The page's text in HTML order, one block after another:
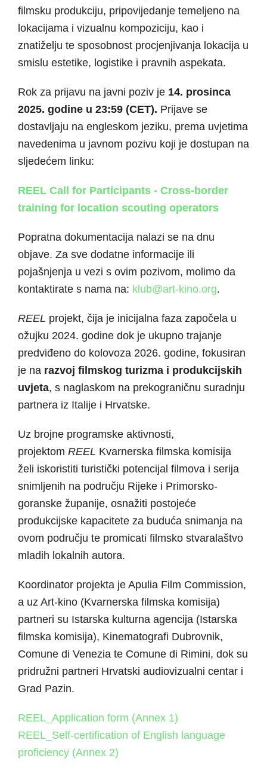
filmsku produkciju, pripovijedanje temeljeno na
lokacijama i vizualnu kompoziciju, kao i
znatiželju te sposobnost procjenjivanja lokacija u
smislu estetike, logistike i pravnih aspekata.
Rok za prijavu na javni poziv je 14. prosinca
2025. godine u 23:59 (CET). Prijave se
dostavljaju na engleskom jeziku, prema uvjetima
navedenima u javnom pozivu koji je dostupan na
sljedećem linku:
REEL Call for Participants - Cross-border
training for location scouting operators
Popratna dokumentacija nalazi se na dnu
objave. Za sve dodatne informacije ili
pojašnjenja u vezi s ovim pozivom, molimo da
kontaktirate s nama na: klub@art-kino.org.
REEL projekt, čija je inicijalna faza započela u
ožujku 2024. godine dok je ukupno trajanje
predviđeno do kolovoza 2026. godine, fokusiran
je na razvoj filmskog turizma i produkcijskih
uvjeta, s naglaskom na prekograničnu suradnju
partnera iz Italije i Hrvatske.
Uz brojne programske aktivnosti,
projektom REEL Kvarnerska filmska komisija
želi iskoristiti turistički potencijal filmova i serija
snimljenih na području Rijeke i Primorsko-
goranske županije, osnažiti postojeće
produkcijske kapacitete za buduća snimanja na
ovom području te promicati filmsko stvaralaštvo
mladih lokalnih autora.
Koordinator projekta je Apulia Film Commission,
a uz Art-kino (Kvarnerska filmska komisija)
partneri su Istarska kulturna agencija (Istarska
filmska komisija), Kinematografi Dubrovnik,
Comune di Venezia te Comune di Rimini, dok su
pridružni partneri Hrvatski audiovizualni centar i
Grad Pazin.
REEL_Application form (Annex 1)
REEL_Self-certification of English language
proficiency (Annex 2)